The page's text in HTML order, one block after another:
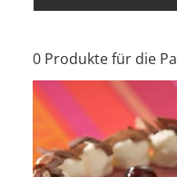
0 Produkte für die